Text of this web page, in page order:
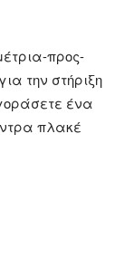
προς-
την στήριξη
ένα
πλακέ